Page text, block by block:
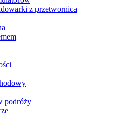
z przetwornica
podróży